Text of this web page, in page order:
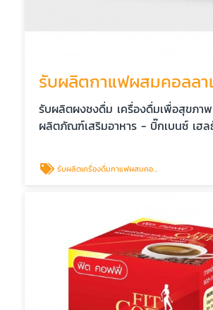
รับผลิตกาแฟผสมคอลลา
รับผลิตผงชงดื่ม เครื่องดื่มเพื่อสุขภา
ผลิตภัณฑ์เสริมอาหาร - บิ๊กเบนซ์ เฮล
รับผลิตเครื่องดื่มกาแฟผสมคอลลาเจน